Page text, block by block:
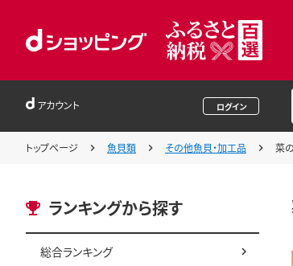
アカウント ログイン
トップページ 魚貝類 その他魚貝・加工品 菜
ランキングから探す
総合ランキング